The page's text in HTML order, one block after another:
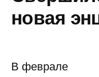
новая
В феврале